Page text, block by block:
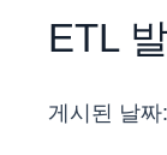
ETL
게시된 날짜: